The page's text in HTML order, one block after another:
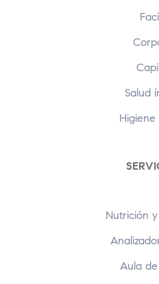
Salud
Higiene
Nutrición
Aula